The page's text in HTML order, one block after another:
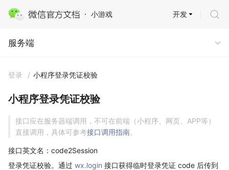
小游戏
服务端
开发
服务端
登录 / 小程序登录凭证校验
小程序登录凭证校验
接口应在服务器端调用，不可在前端（小程序、网页、APP等）
直接调用，具体可参考接口调用指南。
接口英文名：code2Session
登录凭证校验。通过 wx.login 接口获得临时登录凭证 code 后传到